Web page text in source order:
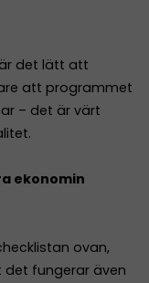
det lätt att
att programmet
– det är värt
ekonomin
ovan,
fungerar även